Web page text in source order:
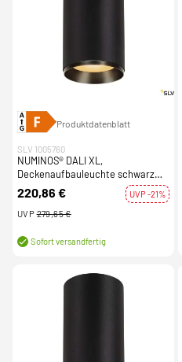
Produktdatenblatt
SLV 1005760
NUMINOS® DALI XL,
Deckenaufbauleuchte schwarz
36W 2700K 36°
220,86 €
UVP -21%
UVP 279,65 €
Sofort versandfertig